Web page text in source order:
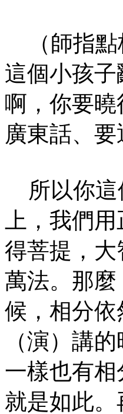
（師指點
這個小孩
啊，你要
廣東話、
所以你這
上，我們
得菩提，
萬法。那
候，相分
（演）講
一樣也有
就是如此